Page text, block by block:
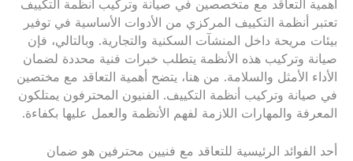
أهمية التعاقد مع متخصصين في صيانة وتركيب أنظمة التكييف
تعتبر أنظمة التكييف المركزي من الأدوات الأساسية في توفير
بيئات مريحة داخل المنشآت السكنية والتجارية. وبالتالي، فإن
صيانة وتركيب هذه الأنظمة يتطلب خبرات فنية محددة لضمان
الأداء الأمثل والسلامة. من هنا، يتضح أهمية التعاقد مع مختصين
في صيانة وتركيب أنظمة التكييف. الفنيون المحترفون يمتلكون
المعرفة والمهارات اللازمة لفهم الأنظمة والعمل عليها بكفاءة.
أحد الفوائد الرئيسية للتعاقد مع فنيين محترفين هو ضمان